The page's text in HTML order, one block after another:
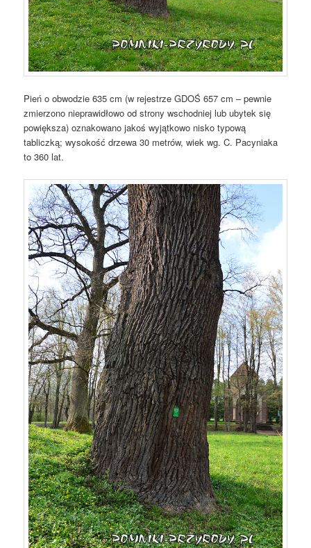
Pień o obwodzie 635 cm (w rejestrze GDOŚ 657 cm – pewnie
zmierzono nieprawidłowo od strony wschodniej lub ubytek się
powiększa) oznakowano jakoś wyjątkowo nisko typową
tabliczką; wysokość drzewa 30 metrów, wiek wg. C. Pacyniaka
to 360 lat.